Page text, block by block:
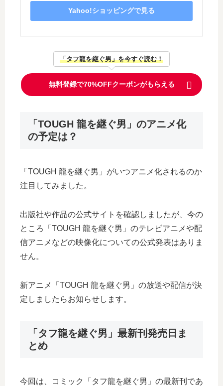
Yahoo!ショッピングで見る
「タフ龍を継ぐ男」を今すぐ読む！
無料登録で70%OFFクーポンがもらえる
「TOUGH 龍を継ぐ男」のアニメ化
の予定は？
「TOUGH 龍を継ぐ男」がいつアニメ化されるのか
注目してみました。
出版社や作品の公式サイトを確認しましたが、今の
ところ「TOUGH 龍を継ぐ男」のテレビアニメや配
信アニメなどの映像化についての公式発表はありま
せん。
新アニメ「TOUGH 龍を継ぐ男」の放送や配信が決
定しましたらお知らせします。
「タフ龍を継ぐ男」最新刊発売日ま
とめ
今回は、コミック「タフ龍を継ぐ男」の最新刊であ